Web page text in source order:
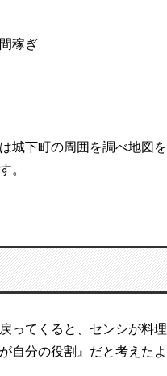
稼ぎ
城下町の周囲を調べ地図を
。
ってくると、センシが料理
自分の役割』だと考えたよ